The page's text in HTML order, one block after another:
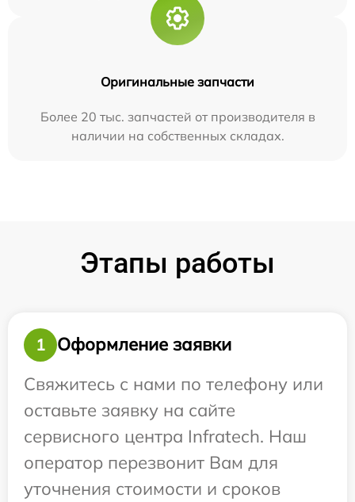
Оригинальные запчасти
Более 20 тыс. запчастей от производителя в
наличии на собственных складах.
Этапы работы
1
Оформление заявки
Свяжитесь с нами по телефону или
оставьте заявку на сайте
сервисного центра Infratech. Наш
оператор перезвонит Вам для
уточнения стоимости и сроков